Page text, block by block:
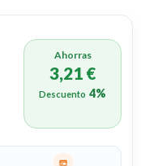
Ahorras
3,21 €
Descuento 4%